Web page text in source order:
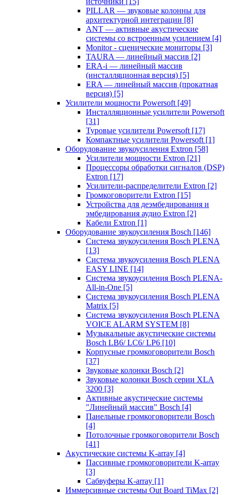
PILLAR — звуковые колонны для
архитектурной интеграции [8]
ANT — активные акустические
системы со встроенным усилением [4]
Monitor - сценические мониторы [3]
TAURA — линейный массив [2]
ERA-i — линейный массив
(инсталляционная версия) [5]
ERA — линейный массив (прокатная
версия) [5]
Усилители мощности Powersoft [49]
Инсталляционные усилители Powersoft
[31]
Туровые усилители Powersoft [17]
Компактные усилители Powersoft [1]
Оборудование звукоусиления Extron [58]
Усилители мощности Extron [21]
Процессоры обработки сигналов (DSP)
Extron [17]
Усилители-распределители Extron [2]
Громкоговорители Extron [15]
Устройства для деэмбедирования и
эмбедирования аудио Extron [2]
Кабели Extron [1]
Оборудование звукоусиления Bosch [146]
Система звукоусиления Bosch PLENA
[13]
Система звукоусиления Bosch PLENA
EASY LINE [14]
Система звукоусиления Bosch PLENA-
All-in-One [5]
Система звукоусиления Bosch PLENA
Matrix [5]
Система звукоусиления Bosch PLENA
VOICE ALARM SYSTEM [8]
Музыкальные акустические системы
Bosch LB6/ LC6/ LP6 [10]
Корпусные громкоговорители Bosch
[37]
Звуковые колонки Bosch [2]
Звуковые колонки Bosch серии XLA
3200 [3]
Активные акустические системы
"Линейный массив" Bosch [4]
Панельные громкоговорители Bosch
[4]
Потолочные громкоговорители Bosch
[41]
Акустические системы K-array [4]
Пассивные громкоговорители K-array
[3]
Сабвуферы K-array [1]
Иммерсивные системы Out Board TiMax [2]